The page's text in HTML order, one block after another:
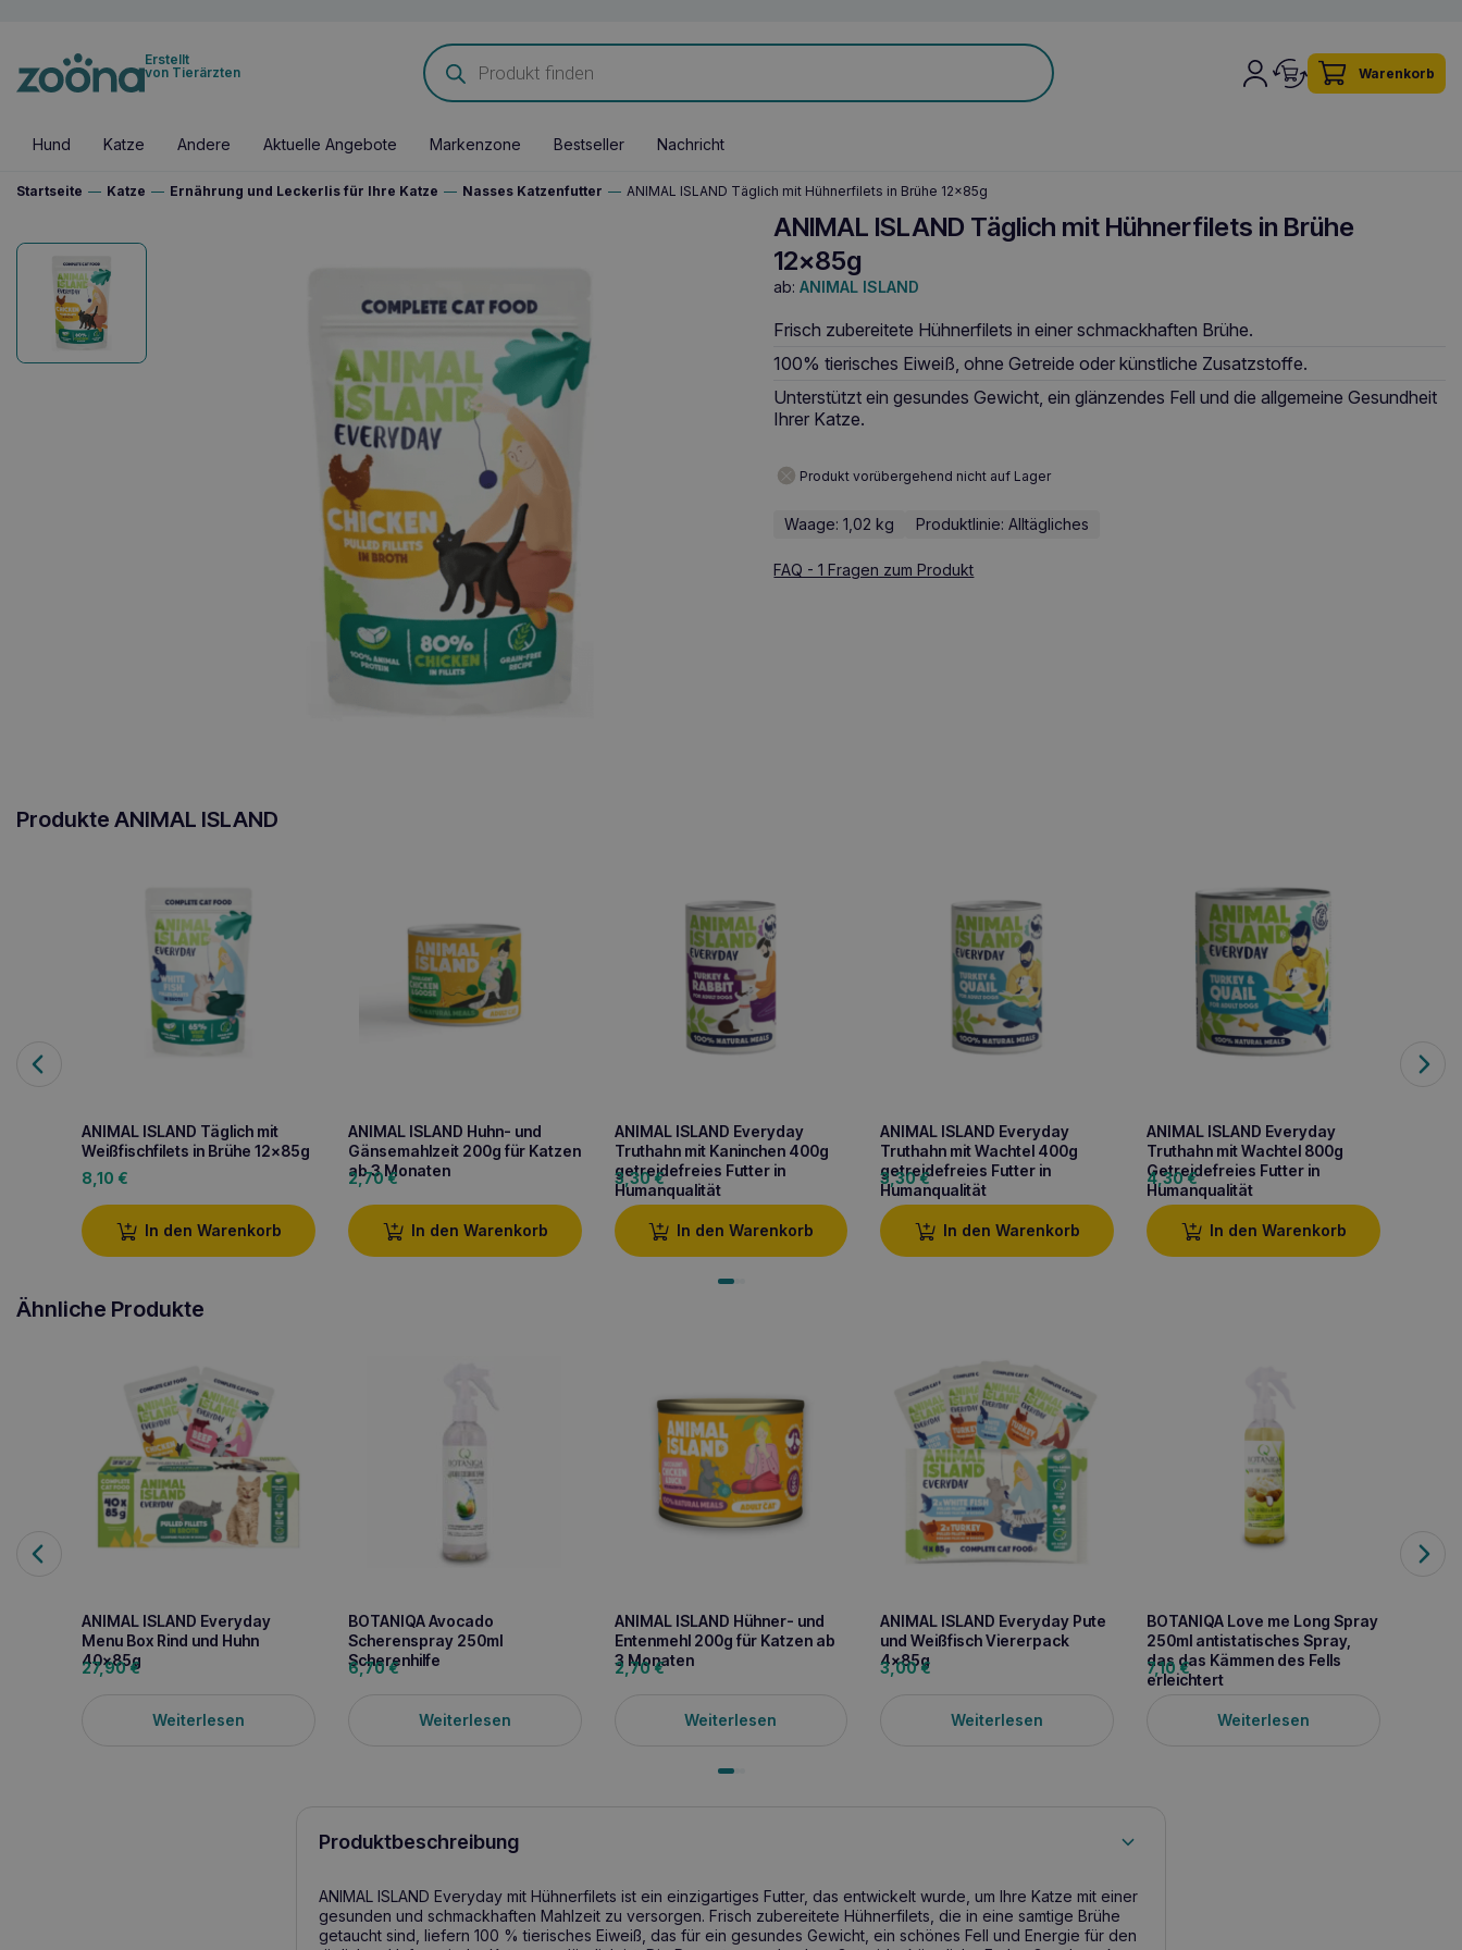
Erstellt
von Tierärzten
Products
search
Warenkorb
Hund Katze Andere Aktuelle Angebote Markenzone Bestseller Nachricht
Startseite — Katze — Ernährung und Leckerlis für Ihre Katze — Nasses Katzenfutter — ANIMAL ISLAND Täglich mit Hühnerfilets in Brühe 12x85g
ANIMAL ISLAND Täglich mit Hühnerfilets in Brühe
12x85g
ab: ANIMAL ISLAND
Frisch zubereitete Hühnerfilets in einer schmackhaften Brühe.
100% tierisches Eiweiß, ohne Getreide oder künstliche Zusatzstoffe.
Unterstützt ein gesundes Gewicht, ein glänzendes Fell und die allgemeine Gesundheit
Ihrer Katze.
Produkt vorübergehend nicht auf Lager
Waage: 1,02 kg Produktlinie: Alltägliches
FAQ - 1 Fragen zum Produkt
Produkte ANIMAL ISLAND
ANIMAL ISLAND Täglich mit
Weißfischfilets in Brühe 12x85g
8,10 €
In den Warenkorb
ANIMAL ISLAND Huhn- und
Gänsemahlzeit 200g für Katzen
ab 3 Monaten
2,70€
In den Warenkorb
ANIMAL ISLAND Everyday
Truthahn mit Kaninchen 400g
getreidefreies Futter in
Humanqualität
3,30€
In den Warenkorb
ANIMAL ISLAND Everyday
Truthahn mit Wachtel 400g
getreidefreies Futter in
Humanqualität
3,30€
In den Warenkorb
ANIMAL ISLAND Everyday
Truthahn mit Wachtel 800g
Getreidefreies Futter in
Humanqualität
4,30€
In den Warenkorb
Ähnliche Produkte
ANIMAL ISLAND Everyday
Menu Box Rind und Huhn
40x85g
27,90€
Weiterlesen
BOTANIQA Avocado
Scherenspray 250ml
Scherenhilfe
6,70€
Weiterlesen
ANIMAL ISLAND Hühner- und
Entenmehl 200g für Katzen ab
3 Monaten
2,70€
Weiterlesen
ANIMAL ISLAND Everyday Pute
und Weißfisch Viererpack
4x85g
3,00€
Weiterlesen
BOTANIQA Love me Long Spray
250ml antistatisches Spray,
das das Kämmen des Fells
erleichtert
7,10€
Weiterlesen
Produktbeschreibung
ANIMAL ISLAND Everyday mit Hühnerfilets ist ein einzigartiges Futter, das entwickelt wurde, um Ihre Katze mit einer
gesunden und schmackhaften Mahlzeit zu versorgen. Frisch zubereitete Hühnerfilets, die in eine samtige Brühe
getaucht sind, liefern 100 % tierisches Eiweiß, das für ein gesundes Gewicht, ein schönes Fell und Energie für den